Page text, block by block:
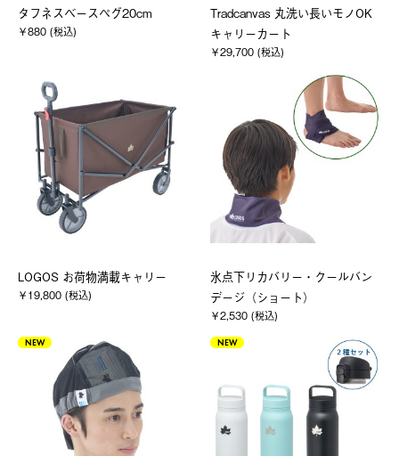
タフネスベースペグ20cm
￥880 (税込)
Tradcanvas 丸洗い長いモノOK
キャリーカート
￥29,700 (税込)
LOGOS お荷物満載キャリー
￥19,800 (税込)
氷点下リカバリー・クールバン
デージ（ショート）
￥2,530 (税込)
NEW NEW